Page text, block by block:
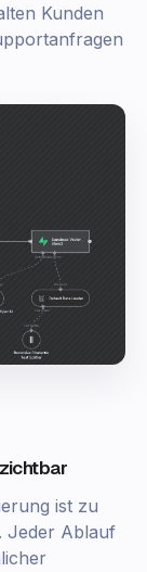
Kunden
ist zu
Jeder Ablauf